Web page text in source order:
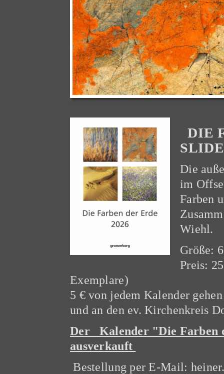
DIE
Die
im
Farben
Wiehl.
Größe:
Preis:
Exemplare)
5 € von jedem Kalender
und an den ev. Kirchenkreis
Der Kalender "Die Farben
ausverkauft
Bestellung per E-Mail: